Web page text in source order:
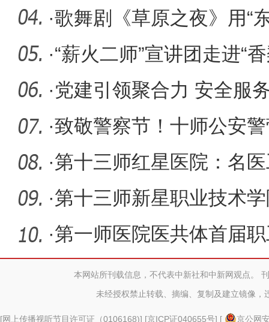
铁路建
·歌舞剧《草原之夜》用“
设兵
·“薪火二师”宣讲团走进“
量
·党建引领聚合力 安全服
·致敬警察节！十师公安
赴“警”彩
·第十三师红星医院：名
资源送到
·第十三师新星职业技术
体”职业
·第一师医院医共体首届
冬日活力
本网站所刊载信息，不代表中新社和中新网观点。
未经授权禁止转载、摘编、复制及建立镜像，
[网上传播视听节目许可证（0106168)] [京ICP证040655号] [ 京公网